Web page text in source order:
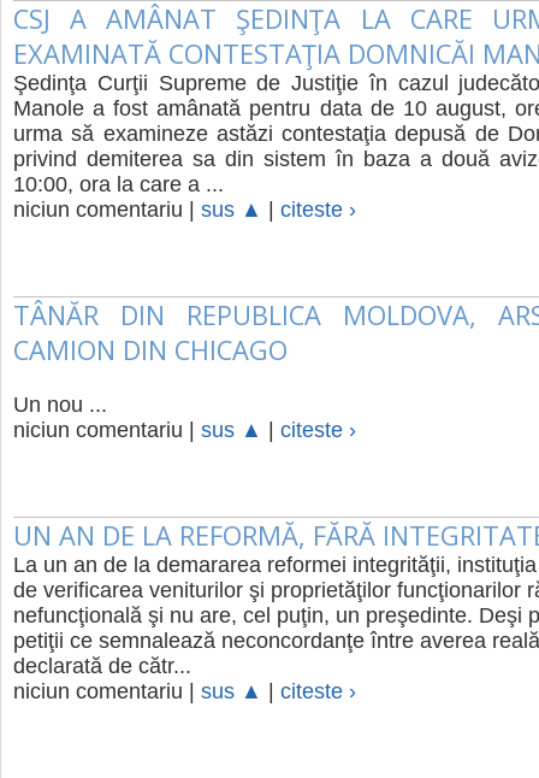
CSJ A AMÂNAT ŞEDINŢA LA CARE
EXAMINATĂ CONTESTAŢIA DOMNICĂI
Şedinţa Curţii Supreme de Justiţie în cazul
Manole a fost amânată pentru data de 10 august,
urma să examineze astăzi contestaţia depusă de
privind demiterea sa din sistem în baza a două
10:00, ora la care a ...
niciun comentariu | sus ▲ citeste ›
TÂNĂR DIN REPUBLICA MOLDOVA,
CAMION DIN CHICAGO
Un nou ...
niciun comentariu | sus ▲ citeste ›
UN AN DE LA REFORMĂ, FĂRĂ
La un an de la demararea reformei integrităţii,
de verificarea veniturilor şi proprietăţilor funcţionarilor
nefuncţională şi nu are, cel puţin, un preşedinte. Deşi
petiţii ce semnalează neconcordanţe între averea
declarată de cătr...
niciun comentariu | sus ▲ citeste ›